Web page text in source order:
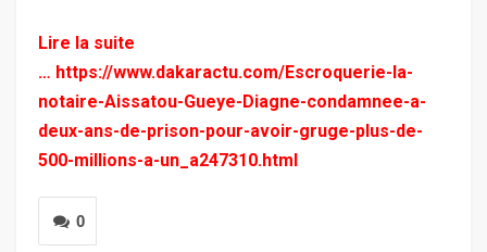
Lire la suite
… https://www.dakaractu.com/Escroquerie-la-
notaire-Aissatou-Gueye-Diagne-condamnee-a-
deux-ans-de-prison-pour-avoir-gruge-plus-de-
500-millions-a-un_a247310.html
0